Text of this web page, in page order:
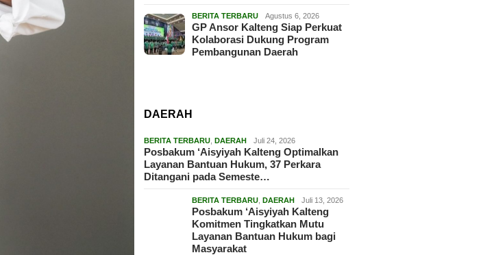
BERITA TERBARU Agustus 6, 2026
GP Ansor Kalteng Siap Perkuat
Kolaborasi Dukung Program
Pembangunan Daerah
DAERAH
BERITA TERBARU ,DAERAH Juli 24, 2026
Posbakum ‘Aisyiyah Kalteng Optimalkan
Layanan Bantuan Hukum, 37 Perkara
Ditangani pada Semeste…
BERITA TERBARU ,DAERAH Juli 13, 2026
Posbakum ‘Aisyiyah Kalteng
Komitmen Tingkatkan Mutu
Layanan Bantuan Hukum bagi
Masyarakat